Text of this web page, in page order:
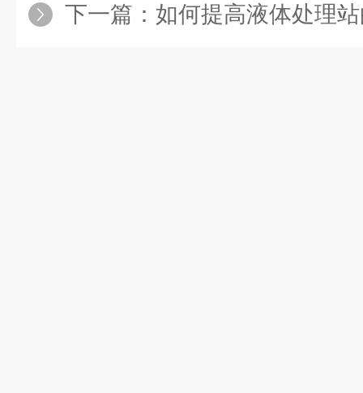
下一篇： 如何提高液体处理